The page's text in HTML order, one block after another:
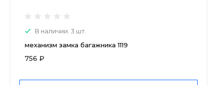
В наличии: 3 шт.
механизм замка багажника 1119
756 ₽